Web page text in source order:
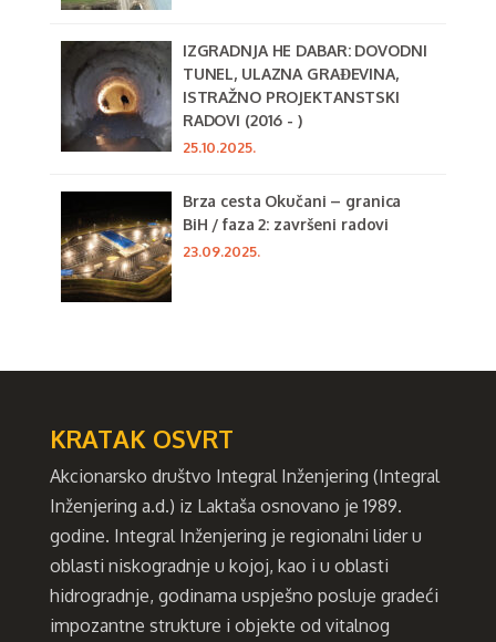
IZGRADNJA HE DABAR: DOVODNI
TUNEL, ULAZNA GRAĐEVINA,
ISTRAŽNO PROJEKTANSTSKI
RADOVI (2016 - )
25.10.2025.
Brza cesta Okučani – granica
BiH / faza 2: završeni radovi
23.09.2025.
KRATAK OSVRT
Akcionarsko društvo Integral Inženjering (Integral
Inženjering a.d.) iz Laktaša osnovano je 1989.
godine. Integral Inženjering je regionalni lider u
oblasti niskogradnje u kojoj, kao i u oblasti
hidrogradnje, godinama uspješno posluje gradeći
impozantne strukture i objekte od vitalnog